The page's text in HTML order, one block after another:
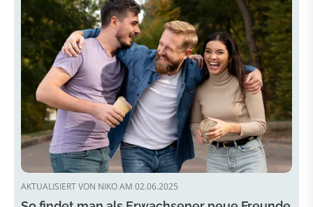
AKTUALISIERT VON NIKO AM 02.06.2025